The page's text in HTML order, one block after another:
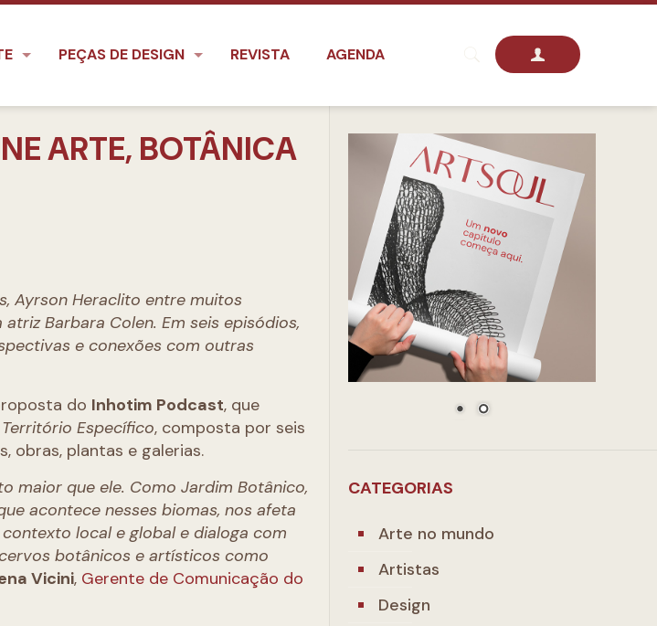
PEÇAS DE DESIGN REVISTA AGENDA
ARTE, BOTÂNICA
Ayrson Heraclito entre muitos
Barbara Colen. Em seis episódios,
e conexões com outras
do Inhotim Podcast, que
Território Específico, composta por seis
obras, plantas e galerias.
maior que ele. Como Jardim Botânico,
acontece nesses biomas, nos afeta
local e global e dialoga com
botânicos e artísticos como
Vicini, Gerente de Comunicação do
CATEGORIAS
Arte no mundo
Artistas
Design